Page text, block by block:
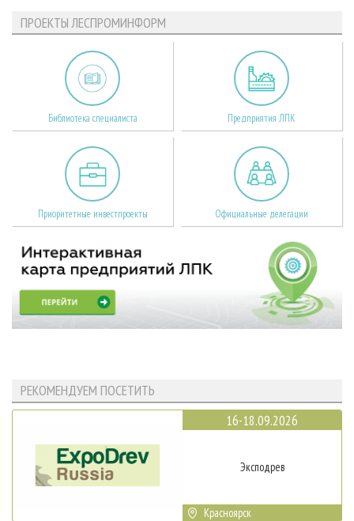
ПРОЕКТЫ ЛЕСПРОМИНФОРМ
Библиотека специалиста Предприятия ЛПК
Приоритетные инвестпроекты Официальные делегации
РЕКОМЕНДУЕМ ПОСЕТИТЬ
16-18.09.2026
Эксподрев
Красноярск